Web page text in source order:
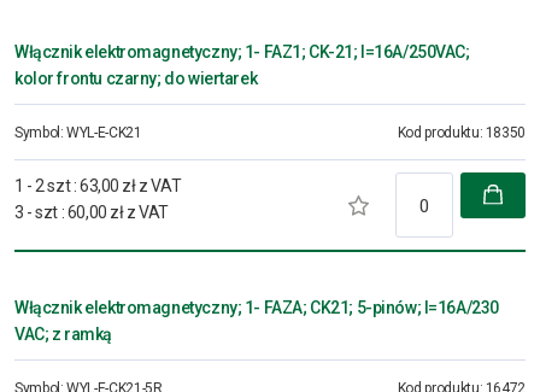
Włącznik elektromagnetyczny; 1- FAZ1; CK-21; I=16A/250VAC;
kolor frontu czarny; do wiertarek
Symbol:WYL-E-CK21 Kod produktu: 18350
1 - 2 szt:63,00 zł z VAT
3 - szt :60,00 zł z VAT
Włącznik elektromagnetyczny; 1- FAZA; CK21; 5-pinów; I=16A/230
VAC; z ramką
Symbol:WYL-E-CK21-5R Kod produktu: 16472